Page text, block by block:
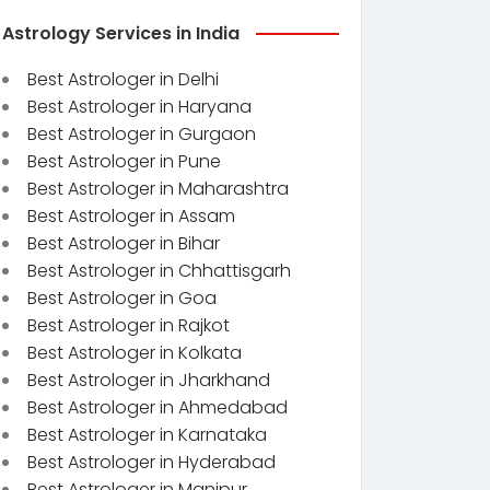
Astrology Services in India
Best Astrologer in Delhi
Best Astrologer in Haryana
Best Astrologer in Gurgaon
Best Astrologer in Pune
Best Astrologer in Maharashtra
Best Astrologer in Assam
Best Astrologer in Bihar
Best Astrologer in Chhattisgarh
Best Astrologer in Goa
Best Astrologer in Rajkot
Best Astrologer in Kolkata
Best Astrologer in Jharkhand
Best Astrologer in Ahmedabad
Best Astrologer in Karnataka
Best Astrologer in Hyderabad